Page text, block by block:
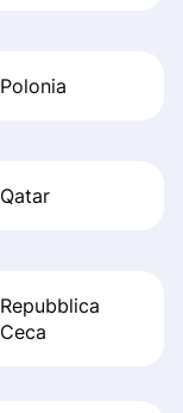
Polonia
Qatar
Repubblica
Ceca